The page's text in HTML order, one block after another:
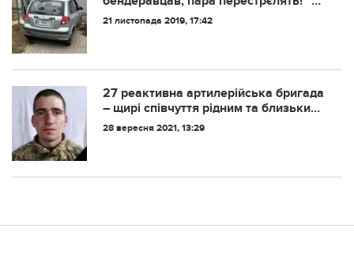
Таку відповідь я почула від чоловіка
21 листопада 2019, 17:42
27 peaктивнa apтилepiйcькa бpигaдa
– щиpi cпiвчyття piдним тa близьким
cтapшoгo coлдaтa КВОКШІ
28 вересня 2021, 13:29